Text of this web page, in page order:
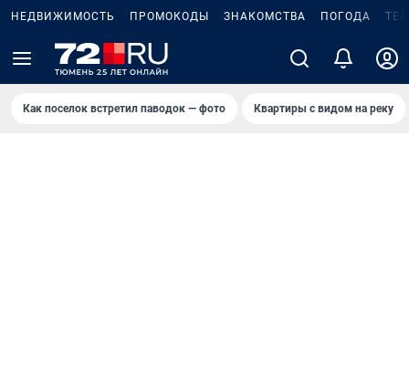
НЕДВИЖИМОСТЬ ПРОМОКОДЫ ЗНАКОМСТВА ПОГОДА
Как поселок встретил паводок — фото Квартиры с видом на реку